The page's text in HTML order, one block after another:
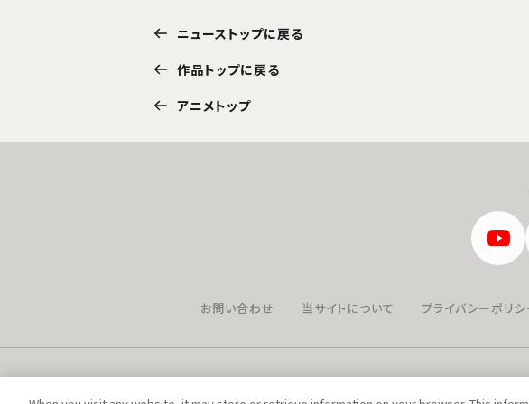
ニューストップに戻る
作品トップに戻る
アニメトップ
お問い合わせ 当サイトについて プライバシーポリシ